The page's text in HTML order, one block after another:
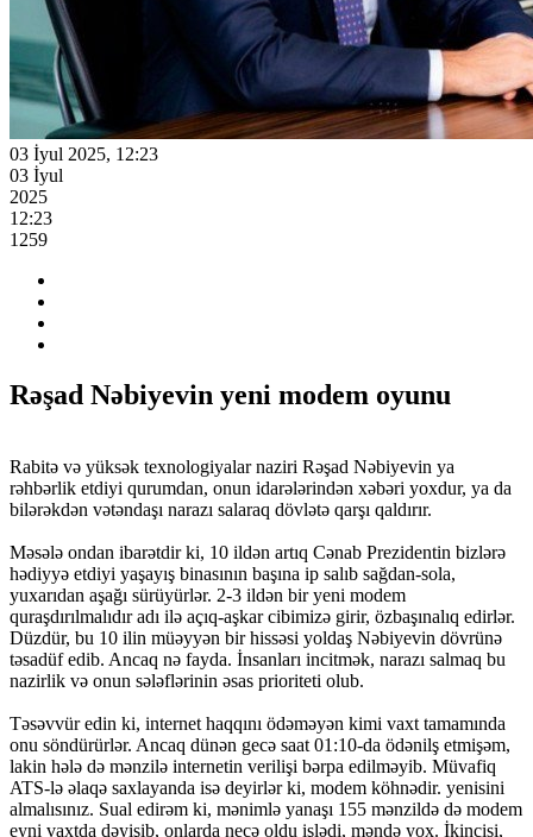
03 İyul 2025, 12:23
03 İyul
2025
12:23
1259
Rəşad Nəbiyevin yeni modem oyunu
Rabitə və yüksək texnologiyalar naziri Rəşad Nəbiyevin ya
rəhbərlik etdiyi qurumdan, onun idarələrindən xəbəri yoxdur, ya da
bilərəkdən vətəndaşı narazı salaraq dövlətə qarşı qaldırır.
Məsələ ondan ibarətdir ki, 10 ildən artıq Cənab Prezidentin bizlərə
hədiyyə etdiyi yaşayış binasının başına ip salıb sağdan-sola,
yuxarıdan aşağı sürüyürlər. 2-3 ildən bir yeni modem
quraşdırılmalıdır adı ilə açıq-aşkar cibimizə girir, özbaşınalıq edirlər.
Düzdür, bu 10 ilin müəyyən bir hissəsi yoldaş Nəbiyevin dövrünə
təsadüf edib. Ancaq nə fayda. İnsanları incitmək, narazı salmaq bu
nazirlik və onun sələflərinin əsas prioriteti olub.
Təsəvvür edin ki, internet haqqını ödəməyən kimi vaxt tamamında
onu söndürürlər. Ancaq dünən gecə saat 01:10-da ödənilş etmişəm,
lakin hələ də mənzilə internetin verilişi bərpa edilməyib. Müvafiq
ATS-lə əlaqə saxlayanda isə deyirlər ki, modem köhnədir. yenisini
almalısınız. Sual edirəm ki, mənimlə yanaşı 155 mənzildə də modem
eyni vaxtda dəyişib, onlarda necə oldu işlədi, məndə yox. İkincisi,